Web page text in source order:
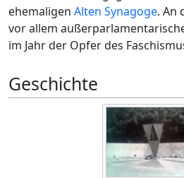
ehemaligen Alten Synagoge. An
vor allem
im Jahr der Opfer des
Geschichte